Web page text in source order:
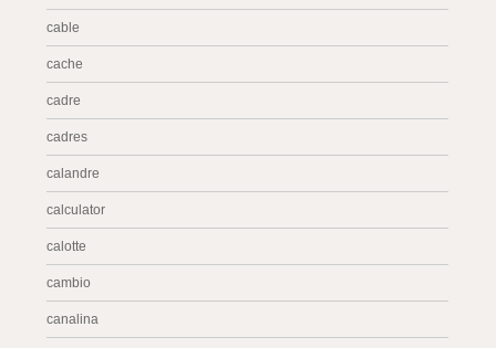
cable
cache
cadre
cadres
calandre
calculator
calotte
cambio
canalina